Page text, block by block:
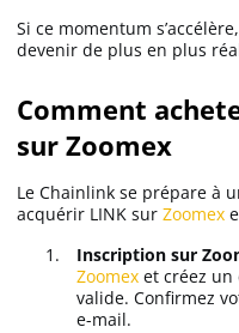
Si ce momentum
devenir de plus en plus
Comment
sur Zoomex
Le Chainlink se prépare à
acquérir LINK sur Zoomex
Inscription sur
Zoomex et créez un
valide. Confirmez
e-mail.